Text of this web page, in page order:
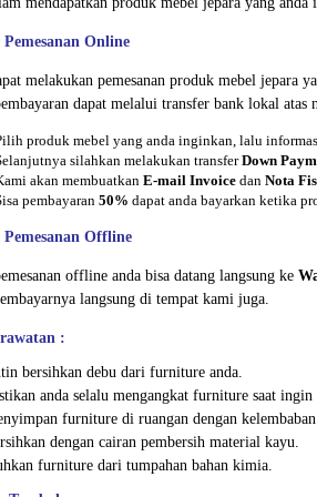
Pemesanan Online
melakukan pemesanan produk mebel jepara
dapat melalui transfer bank lokal
produk mebel yang anda inginkan, lalu
silahkan melakukan transferDown
akan membuatkan E-mail Invoice dan Nota
pembayaran 50% dapat anda bayarkan ketika
Pemesanan Offline
offline anda bisa datang langsung ke
langsung di tempat kami juga.
:
bersihkan debu dari furniture anda.
anda selalu mengangkat furniture saat
furniture di ruangan dengan
dengan cairan pembersih material kayu.
furniture dari tumpahan bahan kimia.